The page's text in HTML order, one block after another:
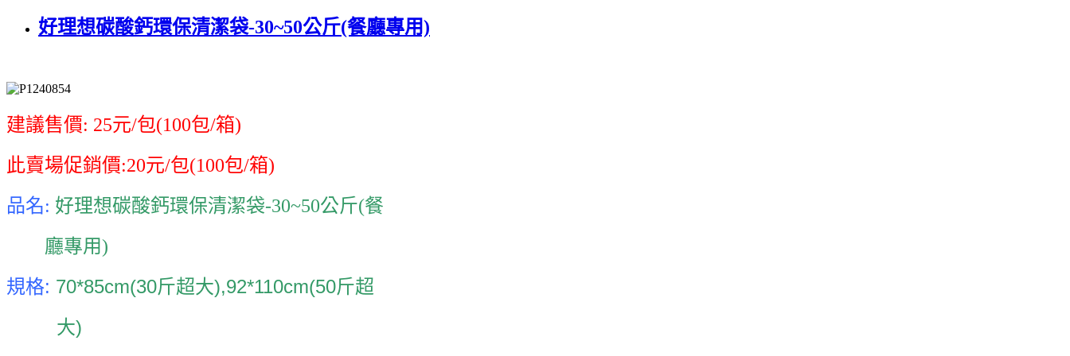
好理想碳酸鈣環保清潔袋-30~50公斤(餐廳專用)
建議售價: 25元/包(100包/箱)
此賣場促銷價:20元/包(100包/箱)
品名: 好理想碳酸鈣環保清潔袋-30~50公斤(餐
廳專用)
規格: 70*85cm(30斤超大),92*110cm(50斤超
大)